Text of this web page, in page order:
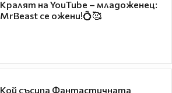
Кралят на YouTube – младоженец:
MrBeast се ожени!💍🥰
Кой съсипа Фантастичната